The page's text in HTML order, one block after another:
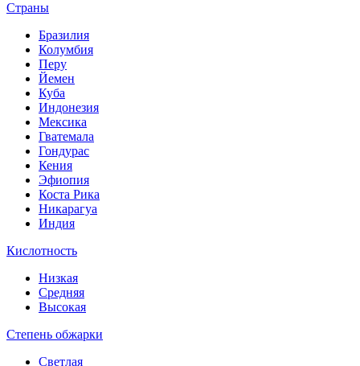
Страны
Бразилия
Колумбия
Перу
Йемен
Куба
Индонезия
Мексика
Гватемала
Гондурас
Кения
Эфиопия
Коста Рика
Никарагуа
Индия
Кислотность
Низкая
Средняя
Высокая
Степень обжарки
Светлая